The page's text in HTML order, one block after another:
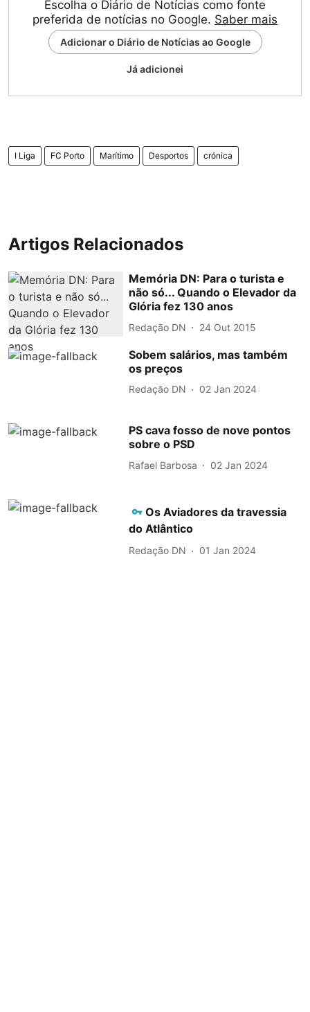
Escolha o Diário de Notícias como fonte
preferida de notícias no Google. Saber mais
Adicionar o Diário de Notícias ao Google
Já adicionei
I Liga FC Porto Marítimo Desportos crónica
Artigos Relacionados
Memória DN: Para o turista e
não só... Quando o Elevador da
Glória fez 130 anos
Redação DN 24 Out 2015
Sobem salários, mas também
os preços
Redação DN 02 Jan 2024
PS cava fosso de nove pontos
sobre o PSD
Rafael Barbosa 02 Jan 2024
Os Aviadores da travessia
do Atlântico
Redação DN 01 Jan 2024